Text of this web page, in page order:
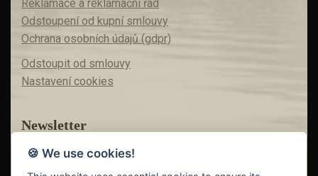
Reklamace a reklamační řád
Odstoupení od kupní smlouvy
Ochrana osobních údajů (gdpr)
Odstoupit od smlouvy
Nastavení cookies
Newsletter
Máte zájem o akční nabídky?
Teď už vám nic neunikne!
🍪 We use cookies!